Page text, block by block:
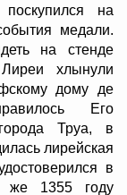
на
медали.
на стенде
хлынули
дому де
Его
Труа, в
лирейская
в
же 1355 году